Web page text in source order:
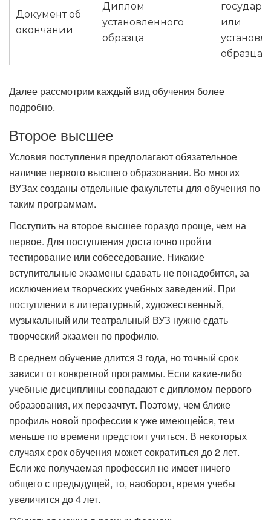
Документ об
окончании
Диплом
установленного
образца
или
образца
Далее рассмотрим каждый вид обучения более
подробно.
Второе высшее
Условия поступления предполагают обязательное
наличие первого высшего образования. Во многих
ВУЗах созданы отдельные факультеты для обучения по
таким программам.
Поступить на второе высшее гораздо проще, чем на
первое. Для поступления достаточно пройти
тестирование или собеседование. Никакие
вступительные экзамены сдавать не понадобится, за
исключением творческих учебных заведений. При
поступлении в литературный, художественный,
музыкальный или театральный ВУЗ нужно сдать
творческий экзамен по профилю.
В среднем обучение длится 3 года, но точный срок
зависит от конкретной программы. Если какие-либо
учебные дисциплины совпадают с дипломом первого
образования, их перезачтут. Поэтому, чем ближе
профиль новой профессии к уже имеющейся, тем
меньше по времени предстоит учиться. В некоторых
случаях срок обучения может сократиться до 2 лет.
Если же получаемая профессия не имеет ничего
общего с предыдущей, то, наоборот, время учебы
увеличится до 4 лет.